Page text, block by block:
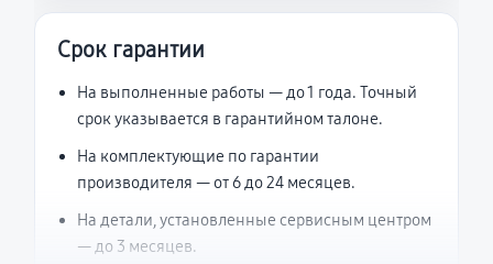
Срок гарантии
На выполненные работы — до 1 года. Точный
срок указывается в гарантийном талоне.
На комплектующие по гарантии
производителя — от 6 до 24 месяцев.
На детали, установленные сервисным центром
— до 3 месяцев.